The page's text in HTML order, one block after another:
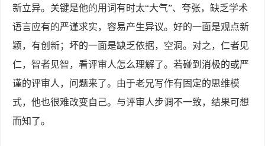
新立异。关键是他的用词有时太“大气”、夸张，缺乏学术
语言应有的严谨求实，容易产生异议。好的一面是观点新
颖，有创新；坏的一面是缺乏依据，空洞。对之，仁者见
仁，智者见智，看评审人怎么理解了。若碰到消极的或严
谨的评审人，问题来了。由于老兄写作有固定的思维模
式，他也很难改变自己。与评审人步调不一致，结果可想
而知了。